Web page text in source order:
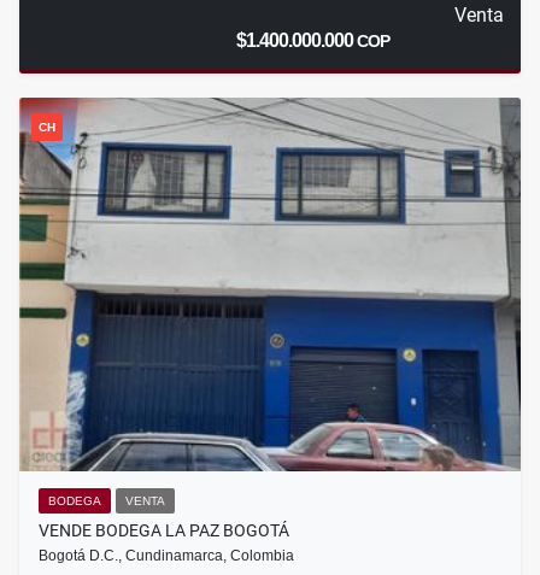
Venta
$1.400.000.000COP
CH
BODEGA VENTA
VENDE BODEGA LA PAZ BOGOTÁ
Bogotá D.C., Cundinamarca, Colombia